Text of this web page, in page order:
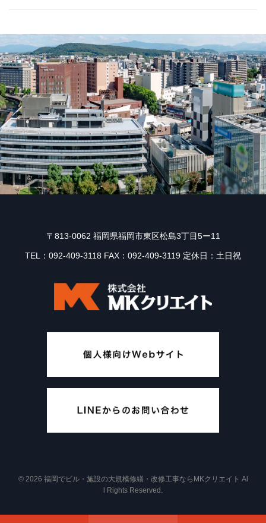
〒813-0062 福岡県福岡市東区松島3丁目5ー11
TEL：092-409-3118 FAX：092-409-3119 定休日：土日祝
© 2026 福岡でビル・施設の大規模修繕・改修工事ならMKクリエイト Al
l Rights Reserved.